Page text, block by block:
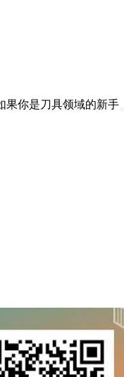
你是刀具领域的新